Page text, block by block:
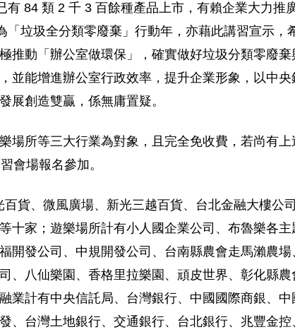
84 類 2 千 3 百餘種產品上市，有賴企業大力推
「垃圾全分類零廢棄」行動年，亦藉此講習宣示
推動「辦公室做環保」，確實做好垃圾分類零廢
並能增進辦公室行政效率，提升企業形象，以中
展創造雙贏，係無庸置疑。
場所等三大行業為對象，且完全免收費，若尚有
會場報名參加。
貨、微風廣場、新光三越百貨、台北金融大樓公
十家；遊樂場所計有小人國企業公司、布魯樂各
開發公司、中規開發公司、台南縣農會走馬瀨農場
、八仙樂園、香格里拉樂園、頑皮世界、彰化縣
業計有中央信託局、台灣銀行、中國國際商銀、
、台灣土地銀行、交通銀行、台北銀行、兆豐金